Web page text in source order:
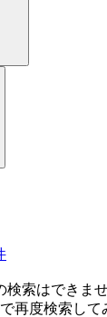
検索はできま
再度検索して